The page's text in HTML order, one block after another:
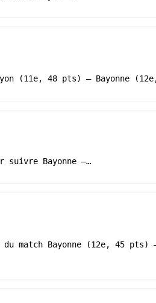
(11e, 48 pts) – Bayonne
suivre Bayonne –…
match Bayonne (12e, 45 pts)